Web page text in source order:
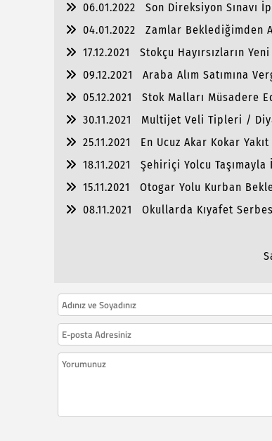
06.01.2022
Son Direksiyon Sınavı
04.01.2022
Zamlar Beklediğimden
17.12.2021
Stokçu Hayırsızların
09.12.2021
Araba Alım Satımına
05.12.2021
Stok Malları Müsadere
30.11.2021
Multijet Veli Tipleri /
25.11.2021
En Ucuz Akar Kokar
18.11.2021
Şehiriçi Yolcu Taşımayla
15.11.2021
Otogar Yolu Kurban
08.11.2021
Okullarda Kıyafet